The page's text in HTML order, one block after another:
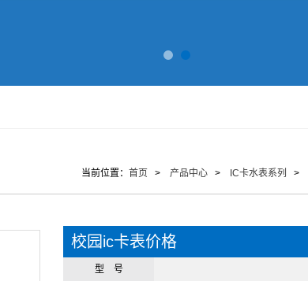
当前位置： 首页 > 产品中心 > IC卡水表系列 >
校园ic卡表价格
型 号